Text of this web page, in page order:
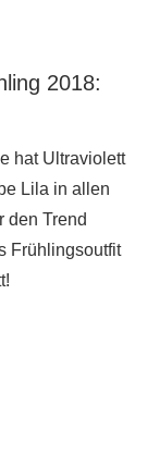
2018:
hat Ultraviolett
Lila in allen
den Trend
Frühlingsoutfit